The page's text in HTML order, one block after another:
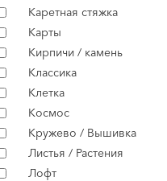
Каретная стяжка
Карты
Кирпичи / камень
Классика
Клетка
Космос
Кружево / Вышивка
Листья / Растения
Лофт